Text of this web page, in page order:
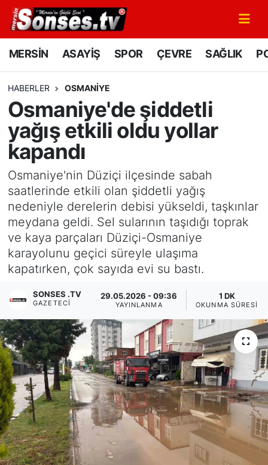
MERSİN ASAYİŞ SPOR ÇEVRE SAĞLIK
HABERLER OSMANIYE
Osmaniye'de şiddetli
yağış etkili oldu yollar
kapandı
Osmaniye'nin Düziçi ilçesinde sabah
saatlerinde etkili olan şiddetli yağış
nedeniyle derelerin debisi yükseldi, taşkınlar
meydana geldi. Sel sularının taşıdığı toprak
ve kaya parçaları Düziçi-Osmaniye
karayolunu geçici süreyle ulaşıma
kapatırken, çok sayıda evi su bastı.
SONSES .TV
GAZETECI
29.05.2026 - 09:36
YAYINLANMA
1 DK
OKUNMA SÜRESI
MERSİN
SPOR
GÜNÜN MANŞETİ
DÜNYA
KÜLTÜR - SANAT
MAGAZİN
SAĞLIK
Siyaset
YEREL HABER
Haberde insan
Tanıtım
Mersin Nöbetçi Eczaneler
Mersin Namaz Vakitleri
Mersin Trafik Yoğunluk Haritası
Süper Lig Puan Durumu ve Fikstür
Tüm Manşetler
Son Dakika Haberleri
Haber Arşivi